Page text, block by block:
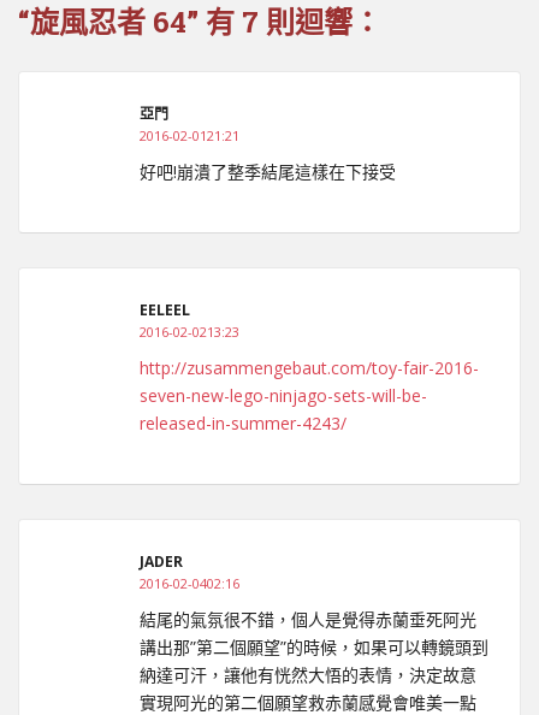
“旋風忍者 64” 有 7 則迴響：
亞門
2016-02-0121:21
好吧!崩潰了整季結尾這樣在下接受
EELEEL
2016-02-0213:23
http://zusammengebaut.com/toy-fair-2016-
seven-new-lego-ninjago-sets-will-be-
released-in-summer-4243/
JADER
2016-02-0402:16
結尾的氣氛很不錯，個人是覺得赤蘭垂死阿光
講出那”第二個願望”的時候，如果可以轉鏡頭到
納達可汗，讓他有恍然大悟的表情，決定故意
實現阿光的第二個願望救赤蘭感覺會唯美一點